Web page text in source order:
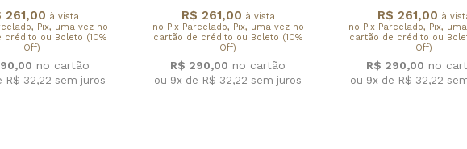
261,00 à vista
Pix, uma vez no
crédito ou Boleto (10%
Off)
R$ 32,22 sem juros
R$ 261,00 à vista
no Pix Parcelado, Pix, uma vez no
cartão de crédito ou Boleto (10%
Off)
R$ 290,00
ou 9x de R$ 32,22 sem juros
R$ 261,00 à
no Pix Parcelado, Pix,
cartão de crédito ou
Off)
R$ 290,00
ou 9x de R$ 32,22